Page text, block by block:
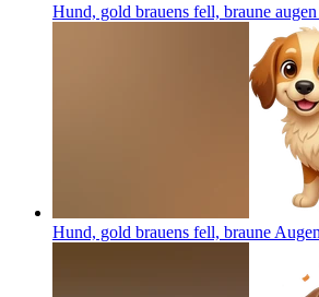
Hund, gold brauens fell, braune augen
Hund, gold brauens fell, braune